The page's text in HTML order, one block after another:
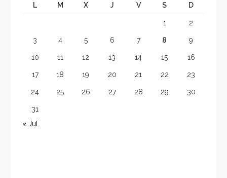
L M X J V S D
1 2
3 4 5 6 7 8 9
10 11 12 13 14 15 16
17 18 19 20 21 22 23
24 25 26 27 28 29 30
31
« Jul